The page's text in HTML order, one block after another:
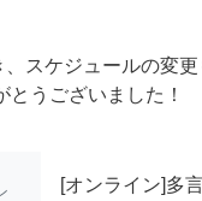
スケジュールの変
とうございました！
[オンライン]多